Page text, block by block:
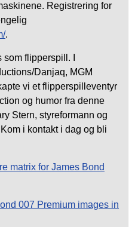
Registrering for
.
flipperspill. I
Danjaq, MGM
vi et flipperspilleventyr
og humor fra denne
Stern, styreformann og
i kontakt i dag og bli
matrix for James Bond
007 Premium images in